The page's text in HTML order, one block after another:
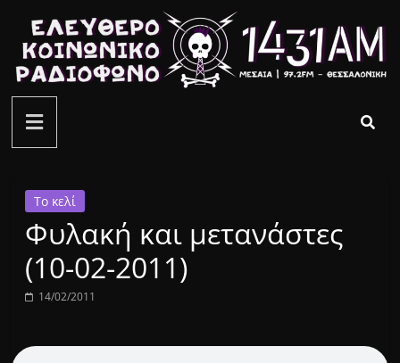
περιεχόμενο
ελεύθερο
κοινωνικό
ραδιόφωνο
1431AM
Το κελί
Φυλακή και μετανάστες
(10-02-2011)
14/02/2011